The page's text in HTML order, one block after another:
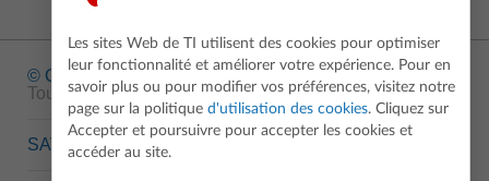
© Copyright1995-2026 Texas Instruments Incorporated.
Tous droits réservés.
SAV
Les sites Web de TI utilisent des cookies pour optimiser
leur fonctionnalité et améliorer votre expérience. Pour en
savoir plus ou pour modifier vos préférences, visitez notre
page sur la politique d'utilisation des cookies. Cliquez sur
Accepter et poursuivre pour accepter les cookies et
accéder au site.